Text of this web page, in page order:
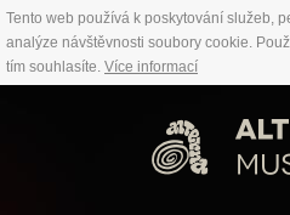
Tento web používá k poskytování služeb,
analýze návštěvnosti soubory cookie.
tím souhlasíte. Více informací